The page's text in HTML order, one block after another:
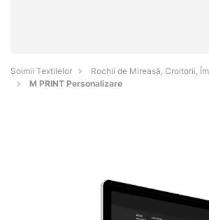
Șoimii Textilelor
Rochii de Mireasă, Croitorii,
M PRINT Personalizare